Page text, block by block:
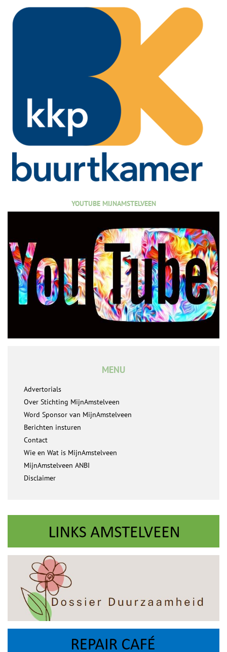
YOUTUBE MIJNAMSTELVEEN
MENU
Advertorials
Over Stichting MijnAmstelveen
Word Sponsor van MijnAmstelveen
Berichten insturen
Contact
Wie en Wat is MijnAmstelveen
MijnAmstelveen ANBI
Disclaimer